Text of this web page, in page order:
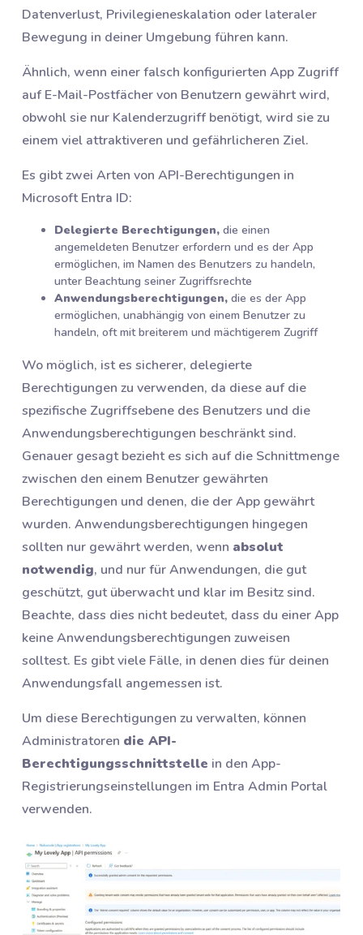
Datenverlust, Privilegieneskalation oder lateraler
Bewegung in deiner Umgebung führen kann.
Ähnlich, wenn einer falsch konfigurierten App Zugriff
auf E-Mail-Postfächer von Benutzern gewährt wird,
obwohl sie nur Kalenderzugriff benötigt, wird sie zu
einem viel attraktiveren und gefährlicheren Ziel.
Es gibt zwei Arten von API-Berechtigungen in
Microsoft Entra ID:
Delegierte Berechtigungen, die einen
angemeldeten Benutzer erfordern und es der App
ermöglichen, im Namen des Benutzers zu handeln,
unter Beachtung seiner Zugriffsrechte
Anwendungsberechtigungen, die es der App
ermöglichen, unabhängig von einem Benutzer zu
handeln, oft mit breiterem und mächtigerem Zugriff
Wo möglich, ist es sicherer, delegierte
Berechtigungen zu verwenden, da diese auf die
spezifische Zugriffsebene des Benutzers und die
Anwendungsberechtigungen beschränkt sind.
Genauer gesagt bezieht es sich auf die Schnittmenge
zwischen den einem Benutzer gewährten
Berechtigungen und denen, die der App gewährt
wurden. Anwendungsberechtigungen hingegen
sollten nur gewährt werden, wenn absolut
notwendig, und nur für Anwendungen, die gut
geschützt, gut überwacht und klar im Besitz sind.
Beachte, dass dies nicht bedeutet, dass du einer App
keine Anwendungsberechtigungen zuweisen
solltest. Es gibt viele Fälle, in denen dies für deinen
Anwendungsfall angemessen ist.
Um diese Berechtigungen zu verwalten, können
Administratoren die API-
Berechtigungsschnittstelle in den App-
Registrierungseinstellungen im Entra Admin Portal
verwenden.